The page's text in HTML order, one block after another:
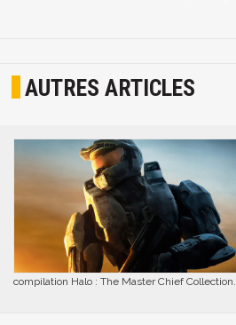
AUTRES ARTICLES
compilation Halo : The Master Chief Collection.